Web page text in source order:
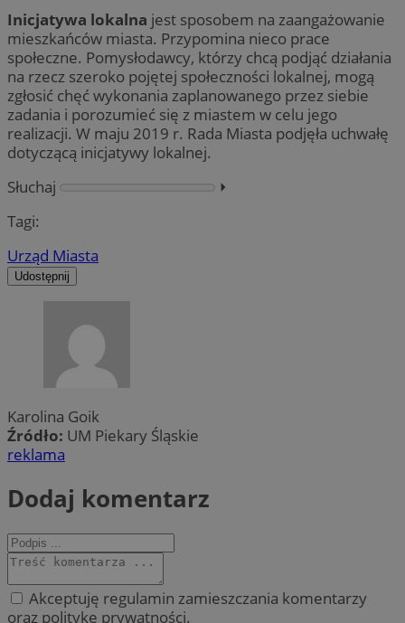
Inicjatywa lokalna jest sposobem na zaangażowanie
mieszkańców miasta. Przypomina nieco prace
społeczne. Pomysłodawcy, którzy chcą podjąć działania
na rzecz szeroko pojętej społeczności lokalnej, mogą
zgłosić chęć wykonania zaplanowanego przez siebie
zadania i porozumieć się z miastem w celu jego
realizacji. W maju 2019 r. Rada Miasta podjęła uchwałę
dotyczącą inicjatywy lokalnej.
Słuchaj
⏵︎
Tagi:
Urząd Miasta
Udostępnij
Karolina Goik
Źródło: UM Piekary Śląskie
reklama
Dodaj komentarz
Akceptuję regulamin zamieszczania komentarzy
oraz politykę prywatności.